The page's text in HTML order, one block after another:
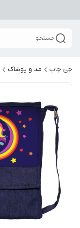
جستجو
چی چاپ مد و پوشاک